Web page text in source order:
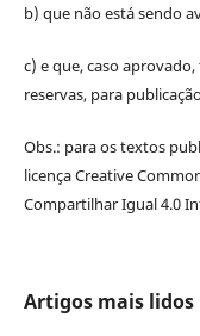
b) que não está sendo
c) e que, caso
reservas, para
Obs.: para os textos
licença Creative
Compartilhar Igual 4.0
Artigos mais lidos